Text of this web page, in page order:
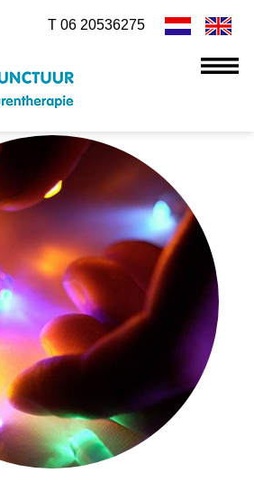
T 06 20536275